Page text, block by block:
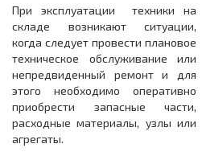
При эксплуатации техники на
складе возникают ситуации,
когда следует провести плановое
техническое обслуживание или
непредвиденный ремонт и для
этого необходимо оперативно
приобрести запасные части,
расходные материалы, узлы или
агрегаты.